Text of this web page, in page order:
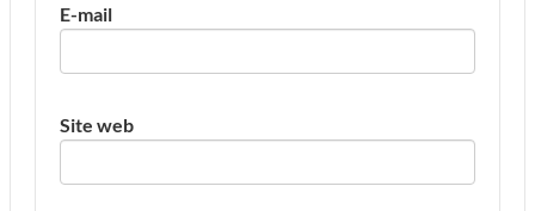
E-mail
Site web